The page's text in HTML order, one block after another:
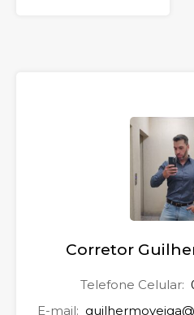
Corretor
Telefone Celular:
E-mail: